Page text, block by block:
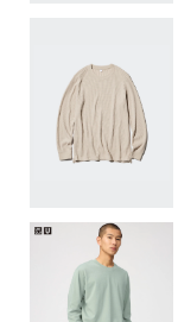
#低身長コーデ
#シンプルコーデ
#ジェンダーレス
#冬春ミックス
#春コーデ
#四国中央店